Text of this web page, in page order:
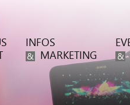
INFOS
& MARKETING &